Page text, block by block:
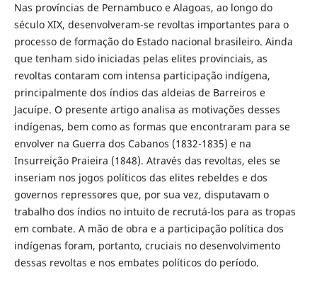
Nas províncias de Pernambuco e Alagoas, ao longo do
século XIX, desenvolveram-se revoltas importantes para o
processo de formação do Estado nacional brasileiro. Ainda
que tenham sido iniciadas pelas elites provinciais, as
revoltas contaram com intensa participação indígena,
principalmente dos índios das aldeias de Barreiros e
Jacuípe. O presente artigo analisa as motivações desses
indígenas, bem como as formas que encontraram para se
envolver na Guerra dos Cabanos (1832-1835) e na
Insurreição Praieira (1848). Através das revoltas, eles se
inseriam nos jogos políticos das elites rebeldes e dos
governos repressores que, por sua vez, disputavam o
trabalho dos índios no intuito de recrutá-los para as tropas
em combate. A mão de obra e a participação política dos
indígenas foram, portanto, cruciais no desenvolvimento
dessas revoltas e nos embates políticos do período.